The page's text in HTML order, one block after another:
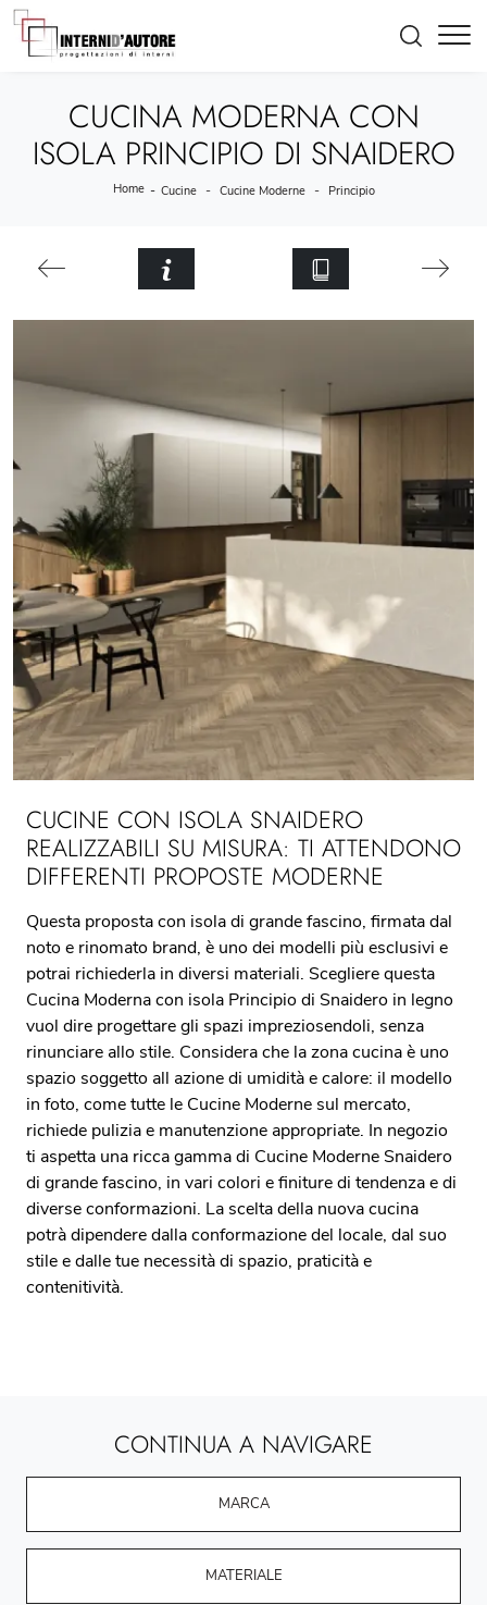
CUCINA MODERNA CON
ISOLA PRINCIPIO DI SNAIDERO
Home - Cucine - Cucine Moderne - Principio
CUCINE CON ISOLA SNAIDERO
REALIZZABILI SU MISURA: TI ATTENDONO
DIFFERENTI PROPOSTE MODERNE
Questa proposta con isola di grande fascino, firmata dal
noto e rinomato brand, è uno dei modelli più esclusivi e
potrai richiederla in diversi materiali. Scegliere questa
Cucina Moderna con isola Principio di Snaidero in legno
vuol dire progettare gli spazi impreziosendoli, senza
rinunciare allo stile. Considera che la zona cucina è uno
spazio soggetto all azione di umidità e calore: il modello
in foto, come tutte le Cucine Moderne sul mercato,
richiede pulizia e manutenzione appropriate. In negozio
ti aspetta una ricca gamma di Cucine Moderne Snaidero
di grande fascino, in vari colori e finiture di tendenza e di
diverse conformazioni. La scelta della nuova cucina
potrà dipendere dalla conformazione del locale, dal suo
stile e dalle tue necessità di spazio, praticità e
contenitività.
CONTINUA A NAVIGARE
MARCA
MATERIALE